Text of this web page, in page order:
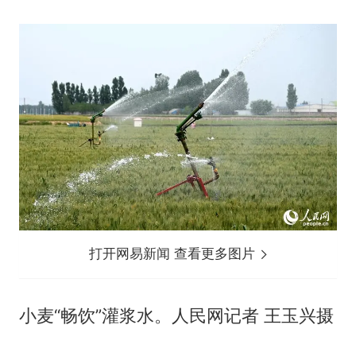
打开网易新闻 查看更多图片
小麦“畅饮”灌浆水。人民网记者 王玉兴摄